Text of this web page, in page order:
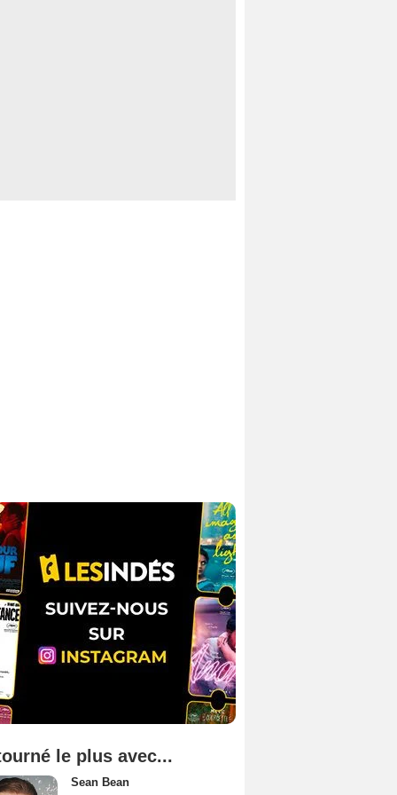
le plus avec...
Sean Bean